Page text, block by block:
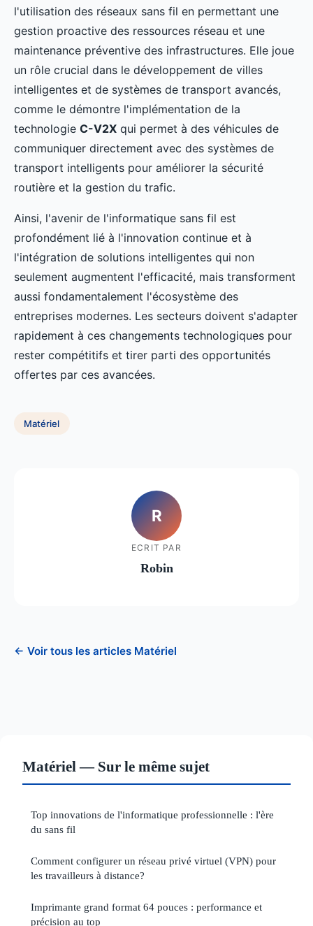
l'utilisation des réseaux sans fil en permettant une
gestion proactive des ressources réseau et une
maintenance préventive des infrastructures. Elle joue
un rôle crucial dans le développement de villes
intelligentes et de systèmes de transport avancés,
comme le démontre l'implémentation de la
technologie C-V2X qui permet à des véhicules de
communiquer directement avec des systèmes de
transport intelligents pour améliorer la sécurité
routière et la gestion du trafic.
Ainsi, l'avenir de l'informatique sans fil est
profondément lié à l'innovation continue et à
l'intégration de solutions intelligentes qui non
seulement augmentent l'efficacité, mais transforment
aussi fondamentalement l'écosystème des
entreprises modernes. Les secteurs doivent s'adapter
rapidement à ces changements technologiques pour
rester compétitifs et tirer parti des opportunités
offertes par ces avancées.
Matériel
R
ECRIT PAR
Robin
← Voir tous les articles Matériel
Matériel — Sur le même sujet
Top innovations de l'informatique professionnelle : l'ère
du sans fil
Comment configurer un réseau privé virtuel (VPN) pour
les travailleurs à distance?
Imprimante grand format 64 pouces : performance et
précision au top